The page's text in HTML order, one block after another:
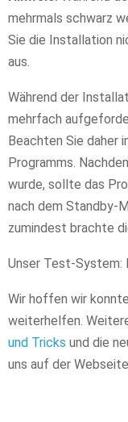
mehrmals schwarz
Sie die Installation
aus.
Während der
mehrfach
Beachten Sie daher
Programms.
wurde, sollte das
nach dem Standby-
zumindest brachte
Unser Test-System:
Wir hoffen wir
weiterhelfen.
und Tricks und die
uns auf der